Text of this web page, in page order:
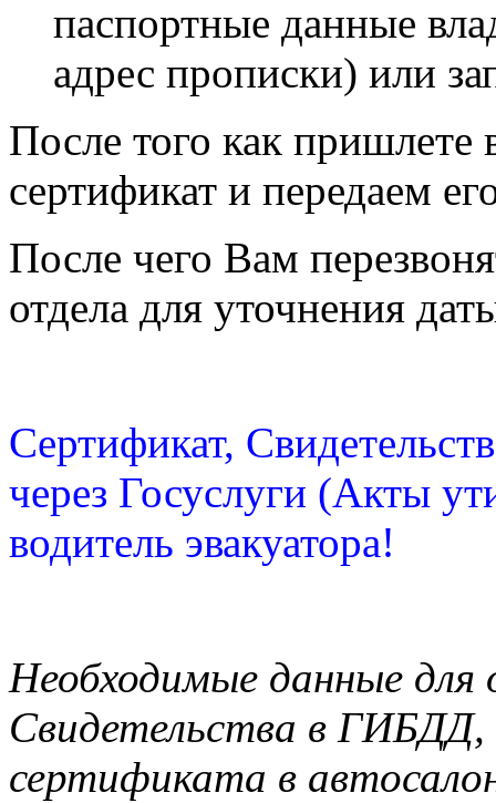
паспортные данные
адрес прописки) или
После того как
сертификат и передаем
После чего Вам
отдела для уточнения
Сертификат,
через Госуслуги (Акты
водитель эвакуатора!
Необходимые данные для
Свидетельства в ГИБДД,
сертификата в